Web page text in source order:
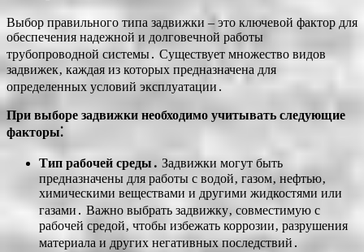
Выбор правильного типа задвижки – это ключевой фактор для
обеспечения надежной и долговечной работы
трубопроводной системы․ Существует множество видов
задвижек‚ каждая из которых предназначена для
определенных условий эксплуатации․
При выборе задвижки необходимо учитывать следующие
факторы⁚
Тип рабочей среды․ Задвижки могут быть
предназначены для работы с водой‚ газом‚ нефтью‚
химическими веществами и другими жидкостями или
газами․ Важно выбрать задвижку‚ совместимую с
рабочей средой‚ чтобы избежать коррозии‚ разрушения
материала и других негативных последствий․